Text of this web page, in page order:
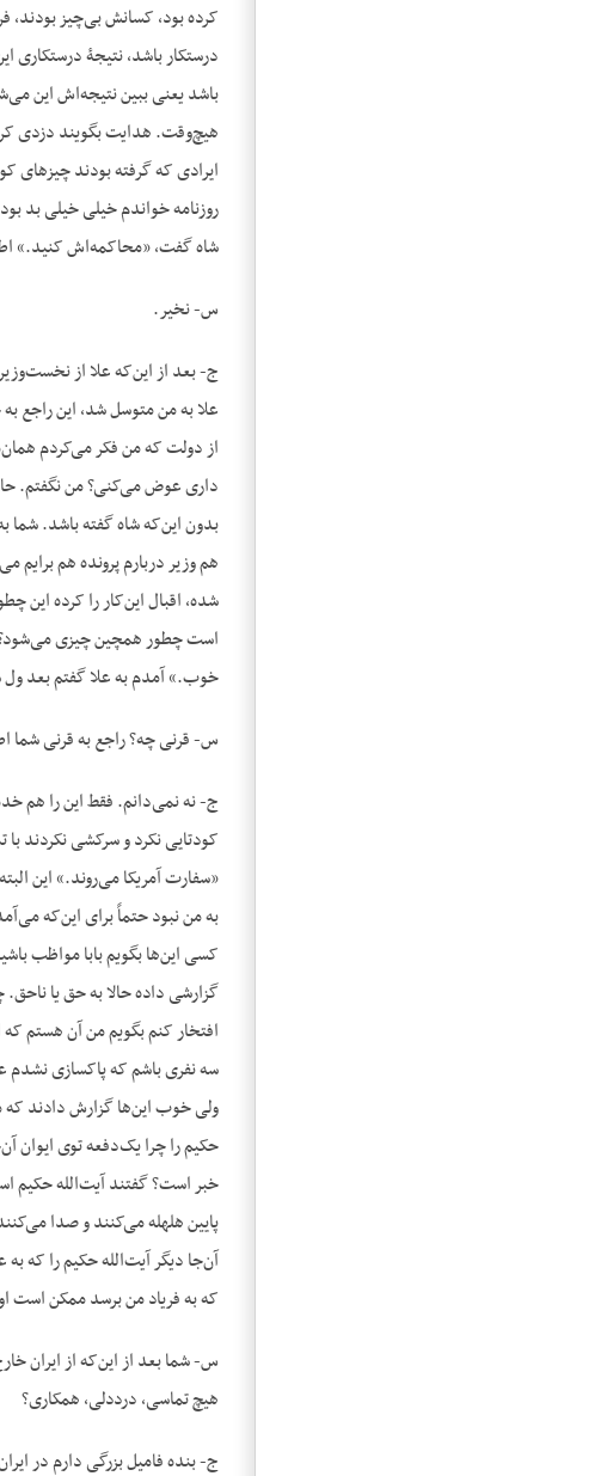
کرده بود، کسانش بی‌چیز بودند،
درستکار باشد، نتیجۀ
باشد یعنی ببین نتیجه‌اش این
هیچ‌وقت. هدایت بگویند دزدی
ایرادی که گرفته بودند
روزنامه خواندم خیلی خیلی بد
شاه گفت، «محاکمه‌اش کنید.»
س- نخیر.
ج- بعد از این‌که علا از
علا به من متوسل شد، این راجع
از دولت که من فکر می‌کردم
داری عوض می‌کنی؟ من نگفتم.
بدون این‌که شاه گفته باشد. شما
هم وزیر دربارم پرونده هم برایم
شده، اقبال این‌کار را کرده
است چطور همچین چیزی می‌شود؟
خوب.» آمدم به علا گفتم بعد ول
س- قرنی چه؟ راجع به قر‌نی شما
ج- نه نمی‌دانم. فقط این را هم
کودتایی نکرد و سرکشی نکردند
«سفارت آمریکا می‌روند.» این
کسی این‌ها بگویم بابا مواظب
گزارشی داده حالا به حق یا
افتخار کنم بگویم من آن هستم
سه نفری باشم که پاکسازی نشدم
حکیم را چرا یک‌دفعه توی
خبر است؟ گفتند آیت‌الله حکیم
پایین هلهله می‌کنند و صدا
آن‌جا دیگر آیت‌الله حکیم را
که به فریاد من برسد ممکن است
هیچ تماسی، درددلی، همکاری؟
ج- بنده فامیل بزرگی دارم در